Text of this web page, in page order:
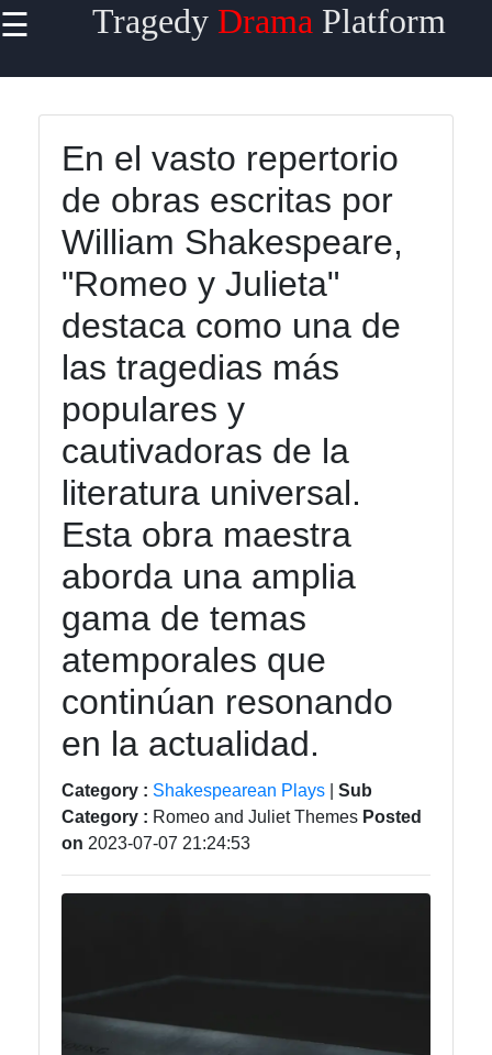
☰ Tragedy Drama Platform
Useful links
Home
Tragicomedy
Tragic Flaws
Tragic
Characters
Tragic
Moments
tragedia
Tragedy
Tragic
Literature
Tragic
in Film
Tragic
Poetry
En el vasto repertorio
de obras escritas por
William Shakespeare,
"Romeo y Julieta"
destaca como una de
las tragedias más
populares y
cautivadoras de la
literatura universal.
Esta obra maestra
aborda una amplia
gama de temas
atemporales que
continúan resonando
en la actualidad.
Category : Shakespearean Plays
Sub
Category : Romeo and Juliet Themes Posted
on 2023-07-07 21:24:53